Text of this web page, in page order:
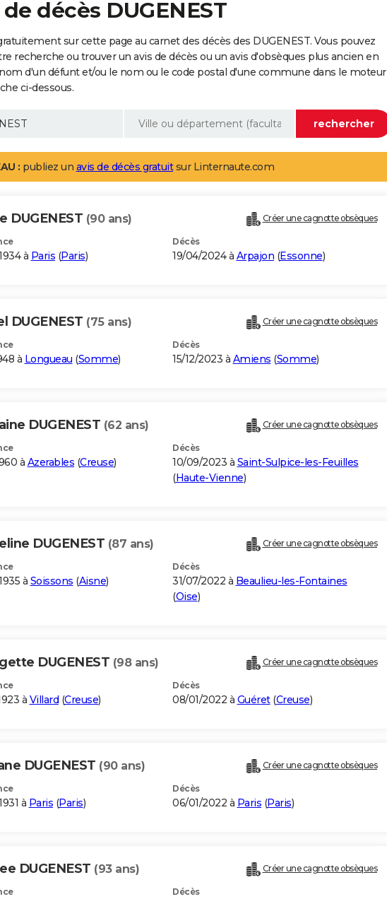
décès DUGENEST
sur cette page au carnet des décès des DUGENEST. Vous pouvez
recherche ou trouver un avis de décès ou un avis d'obsèques plus ancien en
d'un défunt et/ou le nom ou le code postal d'une commune dans le moteur
ci-dessous.
: publiez un avis de décès gratuitsur Linternaute.com
DUGENEST (90 ans) Créer une cagnotte obsèques
à Paris (Paris)
Décès
19/04/2024 à Arpajon (Essonne)
DUGENEST (75 ans) Créer une cagnotte obsèques
à Longueau (Somme)
Décès
15/12/2023 à Amiens (Somme)
DUGENEST (62 ans) Créer une cagnotte obsèques
à Azerables (Creuse)
Décès
10/09/2023 à Saint-Sulpice-les-Feuilles
(Haute-Vienne)
DUGENEST (87 ans) Créer une cagnotte obsèques
à Soissons (Aisne)
Décès
31/07/2022 à Beaulieu-les-Fontaines
(Oise)
DUGENEST (98 ans) Créer une cagnotte obsèques
à Villard (Creuse)
Décès
08/01/2022 à Guéret(Creuse)
DUGENEST (90 ans) Créer une cagnotte obsèques
à Paris (Paris)
Décès
06/01/2022 à Paris (Paris)
DUGENEST (93 ans) Créer une cagnotte obsèques
Décès